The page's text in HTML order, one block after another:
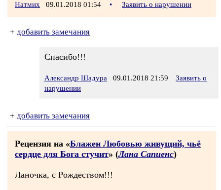
Натмих 09.01.2018 01:54 • Заявить о нарушении
+ добавить замечания
Спасибо!!!
Александр Шадура 09.01.2018 21:59
Заявить о
нарушении
+ добавить замечания
Рецензия на «Блажен Любовью живущий, чьё
сердце для Бога стучит» (Лана Сапиенс)
Ланочка, с Рождеством!!!